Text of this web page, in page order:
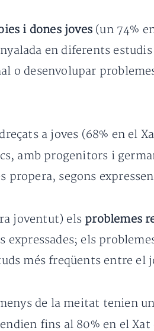
i dones joves (un 74%
en diferents
o desenvolupar
a joves (68% en el
amb progenitors i
segons
joventut) els problemes
els
més freqüents entre el
de la meitat tenien
fins al 80% en el